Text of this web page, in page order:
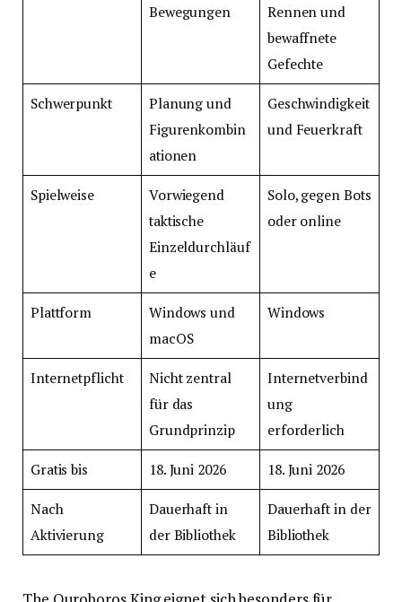
Bewegungen
Rennen und
bewaffnete
Gefechte
Schwerpunkt
Planung und
Figurenkombin
ationen
Geschwindigkeit
und Feuerkraft
Spielweise
Vorwiegend
taktische
Einzeldurchläuf
e
Solo, gegen Bots
oder online
Plattform
Windows und
macOS
Windows
Internetpflicht
Nicht zentral
für das
Grundprinzip
Internetverbind
ung
erforderlich
Gratis bis 18. Juni 2026 18. Juni 2026
Nach
Aktivierung
Dauerhaft in
der Bibliothek
Dauerhaft in der
Bibliothek